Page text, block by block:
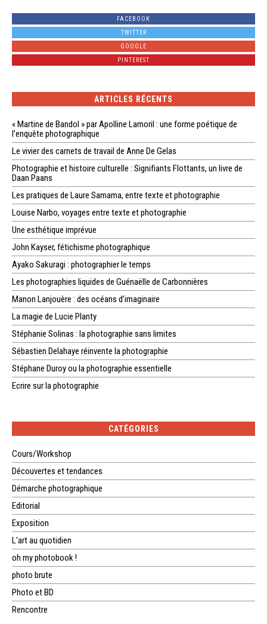
FACEBOOK
TWITTER
GOOGLE
PINTEREST
ARTICLES RÉCENTS
« Martine de Bandol » par Apolline Lamoril : une forme poétique de
l’enquête photographique
Le vivier des carnets de travail de Anne De Gelas
Photographie et histoire culturelle : Signifiants Flottants, un livre de
Daan Paans
Les pratiques de Laure Samama, entre texte et photographie
Louise Narbo, voyages entre texte et photographie
Une esthétique imprévue
John Kayser, fétichisme photographique
Ayako Sakuragi : photographier le temps
Les photographies liquides de Guénaëlle de Carbonnières
Manon Lanjouère : des océans d’imaginaire
La magie de Lucie Planty
Stéphanie Solinas : la photographie sans limites
Sébastien Delahaye réinvente la photographie
Stéphane Duroy ou la photographie essentielle
Ecrire sur la photographie
CATÉGORIES
Cours/Workshop
Découvertes et tendances
Démarche photographique
Editorial
Exposition
L'art au quotidien
oh my photobook !
photo brute
Photo et BD
Rencontre